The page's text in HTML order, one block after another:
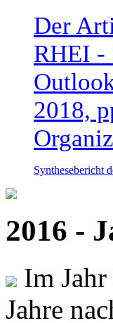
Der
RHEI -
2018,
Synthesebericht
2016 -
Im
Jahre